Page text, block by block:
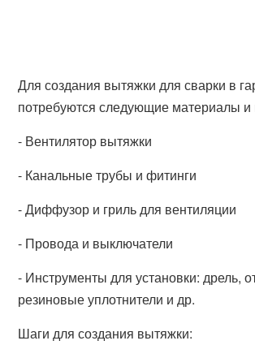
Для создания вытяжки для сварки в
потребуются следующие материалы и
- Вентилятор вытяжки
- Канальные трубы и фитинги
- Диффузор и гриль для вентиляции
- Провода и выключатели
- Инструменты для установки: дрель,
резиновые уплотнители и др.
Шаги для создания вытяжки: